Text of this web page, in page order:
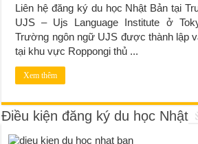
Liên hệ đăng ký du học Nhật Bản tại
UJS – Ujs Language Institute ở
Trường ngôn ngữ UJS được thành lập
tại khu vực Roppongi thủ ...
Xem thêm
Điều kiện đăng ký du học Nhật